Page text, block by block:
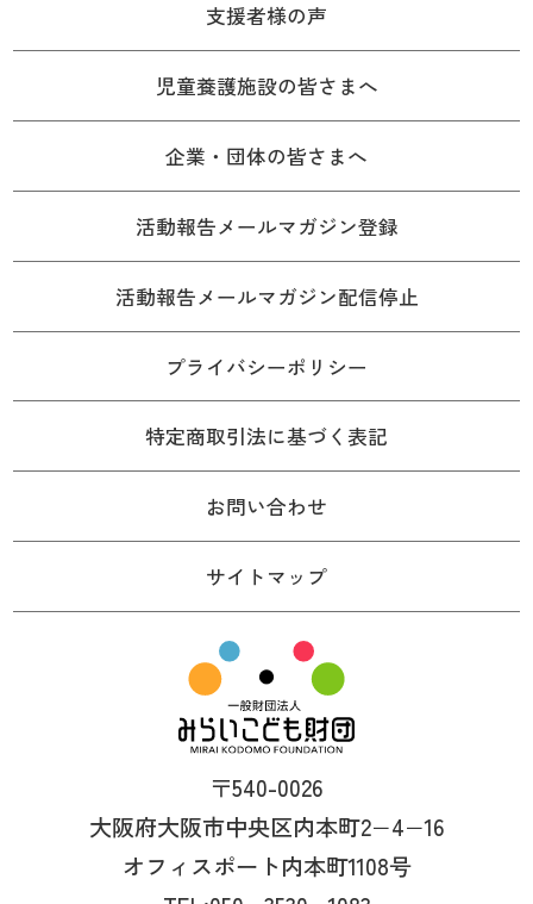
支援者様の声
児童養護施設の皆さまへ
企業・団体の皆さまへ
活動報告メールマガジン登録
活動報告メールマガジン配信停止
プライバシーポリシー
特定商取引法に基づく表記
お問い合わせ
サイトマップ
〒540-0026
大阪府大阪市中央区内本町2−4−16
オフィスポート内本町1108号